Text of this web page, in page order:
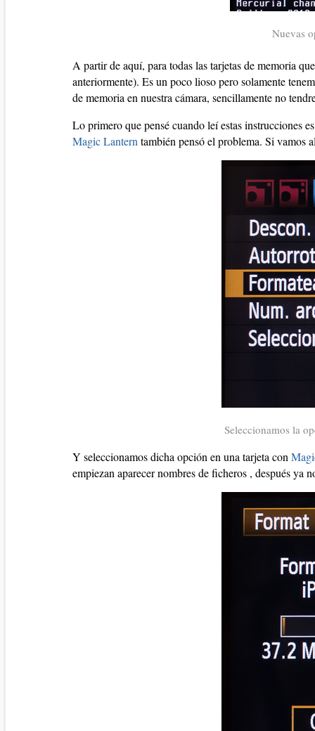
Nuevas
A partir de aquí, para todas las tarjetas de memoria
anteriormente). Es un poco lioso pero solamente
de memoria en nuestra cámara, sencillamente no
Lo primero que pensé cuando leí estas instrucciones
Magic Lanterntambién pensó el problema. Si vamos
Seleccionamos la
Y seleccionamos dicha opción en una tarjeta con
empiezan aparecer nombres de ficheros , después ya